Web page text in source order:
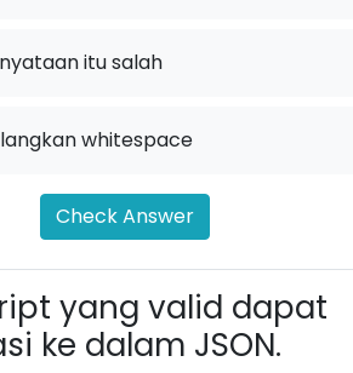
itu salah
whitespace
Check Answer
yang valid dapat
ke dalam JSON.